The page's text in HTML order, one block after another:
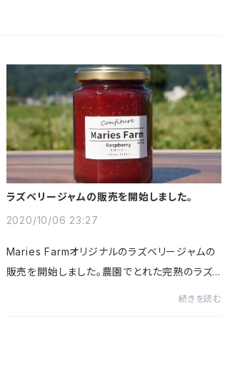
ラズベリージャムの販売を開始しました。
2020/10/06 23:27
Maries Farmオリジナルのラズベリージャムの
販売を開始しました。農園でとれた完熟のラズ
ベリーをジャムにしました。しっかりと太陽を浴
続きを読む